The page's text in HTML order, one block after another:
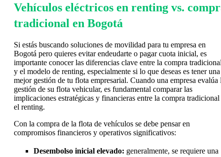
Vehículos eléctricos en renting vs.
tradicional en Bogotá
Si estás buscando soluciones de movilidad para tu empresa en
Bogotá pero quieres evitar endeudarte o pagar cuota inicial, es
importante conocer las diferencias clave entre la compra
y el modelo de renting, especialmente si lo que deseas es tener una
mejor gestión de tu flota empresarial. Cuando una empresa evalúa
gestión de su flota vehicular, es fundamental comparar las
implicaciones estratégicas y financieras entre la compra
el renting.
Con la compra de la flota de vehículos se debe pensar en
compromisos financieros y operativos significativos:
Desembolso inicial elevado: generalmente, se requiere una